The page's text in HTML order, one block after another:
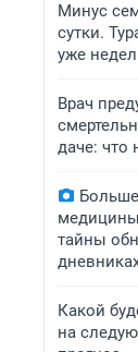
Минус
сутки.
уже
Врач
даче: что
тайны
Какой
на